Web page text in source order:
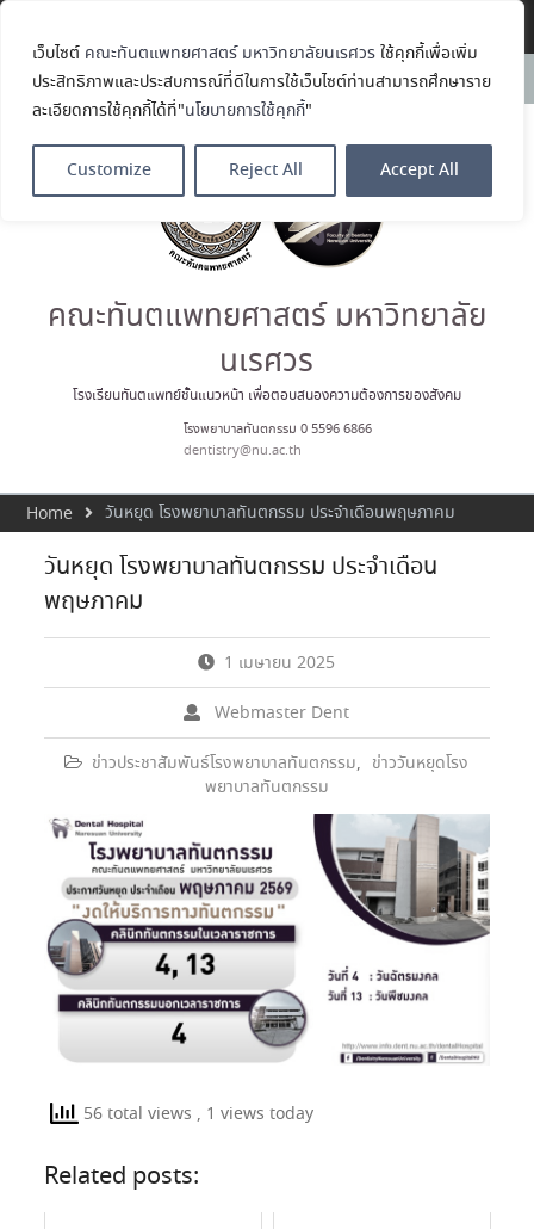
เว็บไซต์ คณะทันตแพทยศาสตร์ มหาวิทยาลัยนเรศวร ใช้คุกกี้เพื่อเพิ่ม
ประสิทธิภาพและประสบการณ์ที่ดีในการใช้เว็บไซต์ท่านสามารถศึกษาราย
ละเอียดการใช้คุกกี้ได้ที่"นโยบายการใช้คุกกี้"
Customize Reject All Accept All
News:
ขอแสดงความยินดีกับ รศ.ทพญ.รัช
วรรณ ตัณศลารักษ์ อาจารย์ประจำ
ภาควิชาทันตกรรมป้องกัน สาขาวิชา
ตำแหน่ง เลขาธิการสมาคม
ทันตแพทย์จัดฟันแห่ง
ประมวลภาพบรรยากาศกิจกรรม
Dent Connect Board Game
Café ครั้งที่ 1 เมื่อวันที่ 4 สิงหาคม
2569 ณ คณะทันแพทยศาสตร์
คณะทันตแพทยศาสตร์
ประชาสัมพันธ์ หลักสูตรทันตแพทย
ศาสตรบัณฑิต และหลักสูตร
ในโครงการ Open House 2026
กิจกรรม NU Explore: เคลียร์ตัว
คณะทันตแพทยศาสตร์ มหาวิทยาลัย
นเรศวร
โรงเรียนทันตแพทย์ชั้นแนวหน้า เพื่อตอบสนองความต้องการของสังคม
โรงพยาบาลทันตกรรม 0 5596 6866
dentistry@nu.ac.th
Home วันหยุด โรงพยาบาลทันตกรรม ประจำเดือนพฤษภาคม
วันหยุด โรงพยาบาลทันตกรรม ประจำเดือน
พฤษภาคม
1 เมษายน 2025
Webmaster Dent
ข่าวประชาสัมพันธ์โรงพยาบาลทันตกรรม, ข่าววันหยุดโรง
พยาบาลทันตกรรม
56 total views , 1 views today
Related posts: